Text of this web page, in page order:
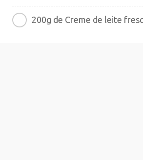
200g de Creme de leite